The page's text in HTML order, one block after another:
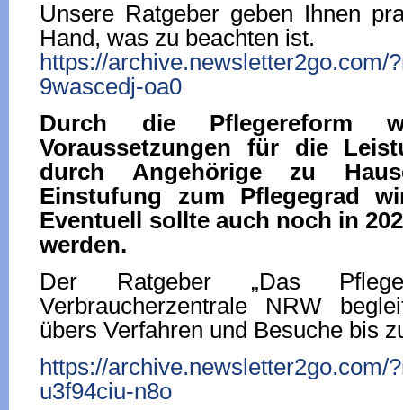
Unsere Ratgeber geben Ihnen
Hand, was zu beachten ist.
https://archive.newsletter2go.com/
9wascedj-oa0
Durch die Pflegereform
Voraussetzungen für die
durch Angehörige zu
Einstufung zum Pflegegrad
Eventuell sollte auch noch in
werden.
Der Ratgeber „Das
Verbraucherzentrale NRW
übers Verfahren und Besuche bis
https://archive.newsletter2go.com/
u3f94ciu-n8o